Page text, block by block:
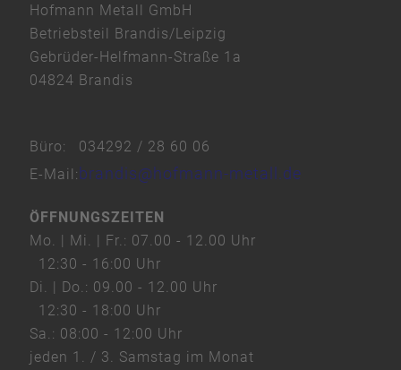
Usercentrics Consent Management
Platform
&
allowfullscreen="" loading="lazy">
Hofmann Metall GmbH
Betriebsteil Brandis/Leipzig
Gebrüder-Helfmann-Straße 1a
04824 Brandis
Büro:
034292 / 28 60 06
E-Mail: brandis@hofmann-metall.de
ÖFFNUNGSZEITEN
Mo. | Mi. | Fr.: 07.00 - 12.00 Uhr
12:30 - 16:00 Uhr
Di. | Do.: 09.00 - 12.00 Uhr
12:30 - 18:00 Uhr
Sa.: 08:00 - 12:00 Uhr
jeden 1. / 3. Samstag im Monat